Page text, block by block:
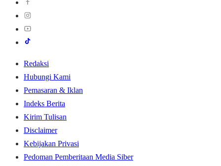
Redaksi
Hubungi Kami
Pemasaran & Iklan
Indeks Berita
Kirim Tulisan
Disclaimer
Kebijakan Privasi
Pedoman Pemberitaan Media Siber